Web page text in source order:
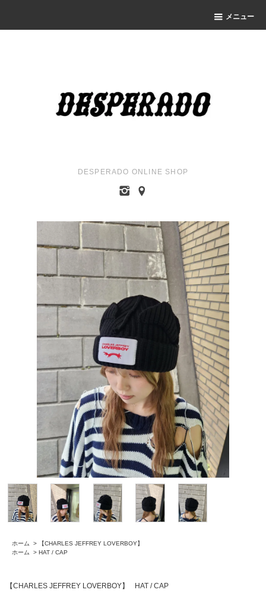
メニュー
DESPERADO ONLINE SHOP
ホーム >
【CHARLES JEFFREY LOVERBOY】
ホーム
> HAT / CAP
【CHARLES JEFFREY LOVERBOY】 HAT / CAP